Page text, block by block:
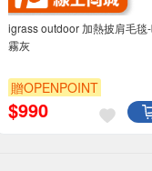
igrass outdoor 加熱披肩毛毯
霧灰
贈OPENPOINT
$990